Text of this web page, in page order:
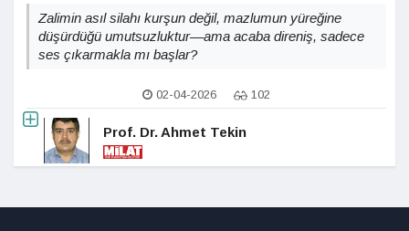
Zalimin asıl silahı kurşun değil, mazlumun yüreğine
düşürdüğü umutsuzluktur—ama acaba direniş, sadece
ses çıkarmakla mı başlar?
02-04-2026 102
Prof. Dr. Ahmet Tekin